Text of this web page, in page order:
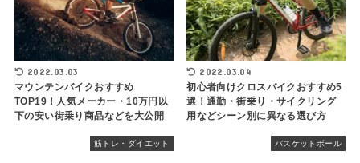
2022.03.03
マウンテンバイクおすすめ
TOP19！人気メーカー・10万円以
下の安い街乗り商品などを大公開
2022.03.04
初心者向けクロスバイクおすすめ5
選！通勤・街乗り・サイクリング
用などシーン別に異なる選び方
筋トレ・ダイエット バスケットボール